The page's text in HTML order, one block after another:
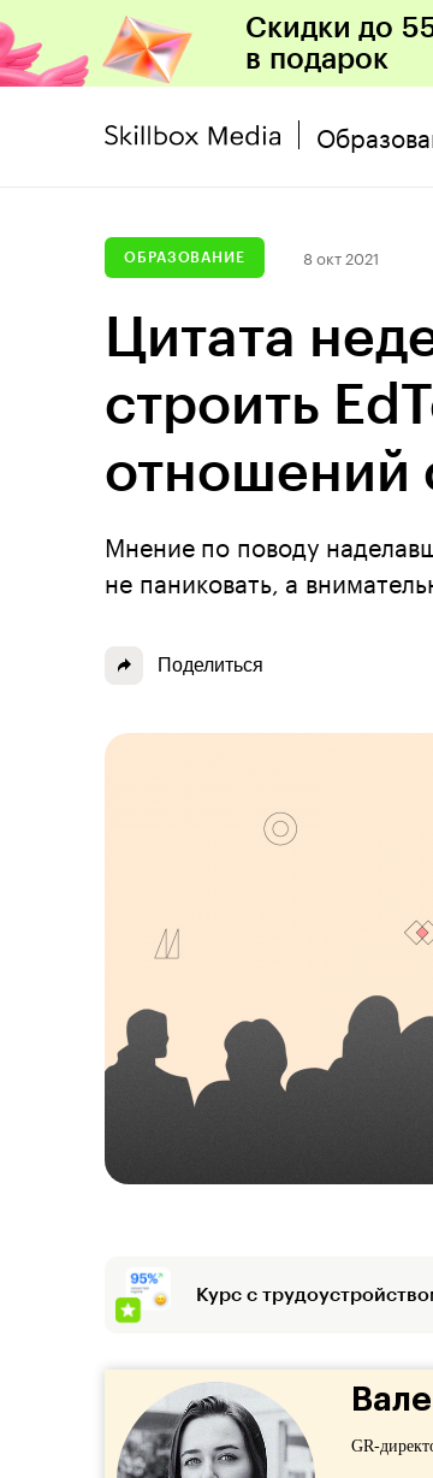
Скидки до
в подарок
ОБРАЗОВАНИЕ 8 окт 2021
Цитата
строить
отношений
Мнение по поводу
не паниковать, а
Поделиться
Курс с
GR-